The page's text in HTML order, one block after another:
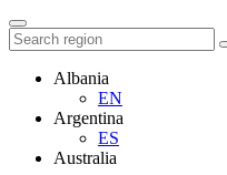
Albania
EN
Argentina
ES
Australia